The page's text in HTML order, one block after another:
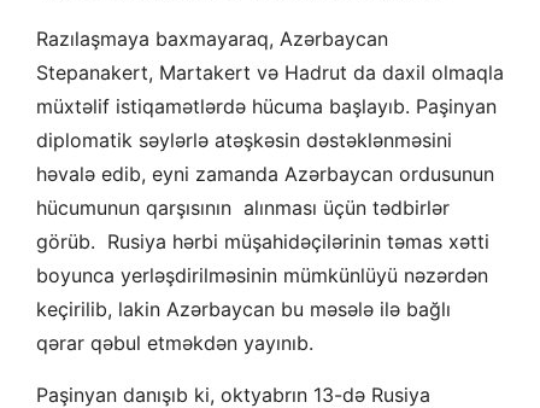
Razılaşmaya baxmayaraq, Azərbaycan
Stepanakert, Martakert və Hadrut da daxil olmaqla
müxtəlif istiqamətlərdə hücuma başlayıb. Paşinyan
diplomatik səylərlə atəşkəsin dəstəklənməsini
həvalə edib, eyni zamanda Azərbaycan ordusunun
hücumunun qarşısının alınması üçün tədbirlər
görüb. Rusiya hərbi müşahidəçilərinin təmas xətti
boyunca yerləşdirilməsinin mümkünlüyü nəzərdən
keçirilib, lakin Azərbaycan bu məsələ ilə bağlı
qərar qəbul etməkdən yayınıb.
Paşinyan danışıb ki, oktyabrın 13-də Rusiya